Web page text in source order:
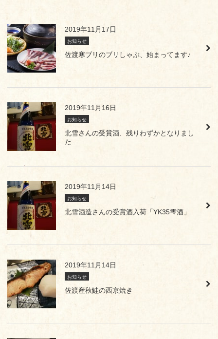
2019年11月17日
お知らせ
佐渡寒ブリのブリしゃぶ、始まってます♪
2019年11月16日
お知らせ
北雪さんの受賞酒、残りわずかとなりまし
た
2019年11月14日
お知らせ
北雪酒造さんの受賞酒入荷「YK35雫酒」
2019年11月14日
お知らせ
佐渡産秋鮭の西京焼き